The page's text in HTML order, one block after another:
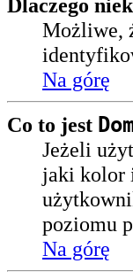
Możliwe,
Na górę
Co to jest
Jeżeli
jaki kolor
poziomu
Na górę